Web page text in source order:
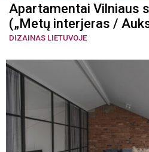
Apartamentai Vilniaus
(„Metų interjeras /
DIZAINAS LIETUVOJE